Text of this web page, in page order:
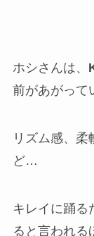
ホシさんは、
前があがって
リズム感、
ど…
キレイに踊る
ると言われる